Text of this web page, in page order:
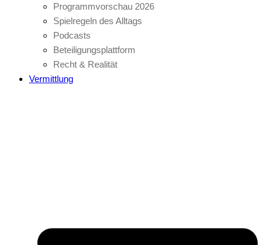
Programmvorschau 2026
Spielregeln des Alltags
Podcasts
Beteiligungsplattform
Recht & Realität
Vermittlung